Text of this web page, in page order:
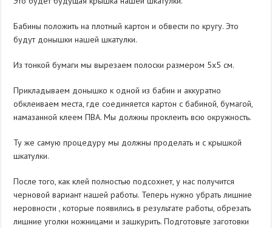
Бабины положить на плотный картон и обвести по кругу. Это
будут донышки нашей шкатулки.
Из тонкой бумаги мы вырезаем полоски размером 5х5 см.
Прикладываем донышко к одной из бабин и аккуратно
обклеиваем места, где соединяется картон с бабиной, бумагой,
намазанной клеем ПВА. Мы должны проклеить всю окружность.
Ту же самую процедуру мы должны проделать и с крышкой
шкатулки.
После того, как клей полностью подсохнет, у нас получится
черновой вариант нашей работы. Теперь нужно убрать лишние
неровности , которые появились в результате работы, обрезать
лишние уголки ножницами и зашкурить. Подготовьте заготовки